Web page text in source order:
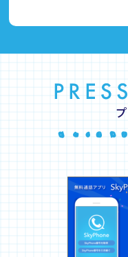
テゴリの廃止」と「マ
2026年1月19日
【 Android 】バージョン
2026年1月13日
【 iOS 】バージョン